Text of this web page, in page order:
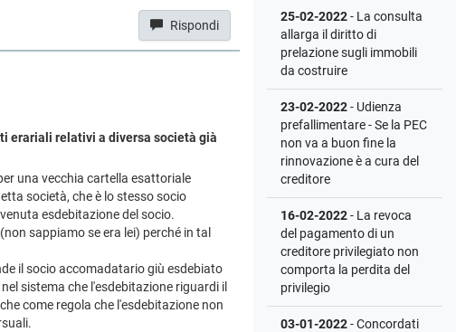
Rispondi
erariali relativi a diversa società già
una vecchia cartella esattoriale
società, che è lo stesso socio
esdebitazione del socio.
sappiamo se era lei) perché in tal
il socio accomadatario giù esdebiato
sistema che l'esdebitazione riguardi il
come regola che l'esdebitazione non
25-02-2022- La consulta
allarga il diritto di
prelazione sugli immobili
da costruire
23-02-2022- Udienza
prefallimentare - Se la PEC
non va a buon fine la
rinnovazione è a cura del
creditore
16-02-2022- La revoca
del pagamento di un
creditore privilegiato non
comporta la perdita del
privilegio
03-01-2022- Concordati